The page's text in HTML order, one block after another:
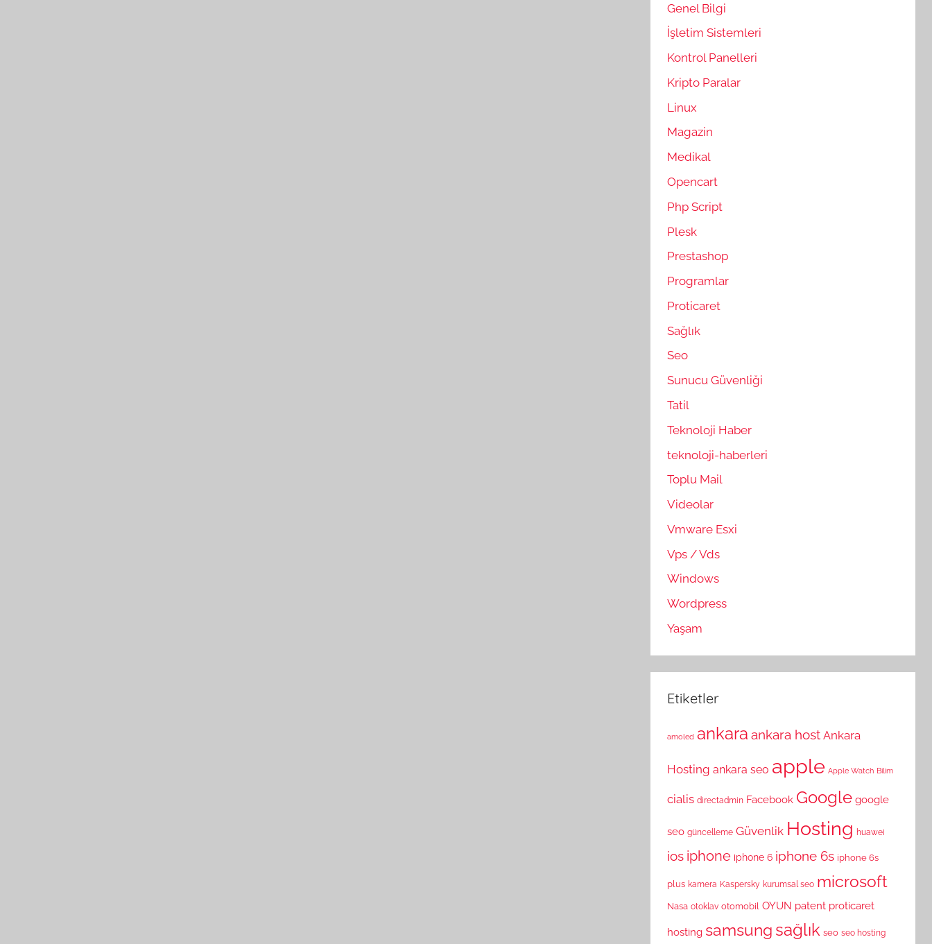
Genel Bilgi
İşletim Sistemleri
Kontrol Panelleri
Kripto Paralar
Linux
Magazin
Medikal
Opencart
Php Script
Plesk
Prestashop
Programlar
Proticaret
Sağlık
Seo
Sunucu Güvenliği
Tatil
Teknoloji Haber
teknoloji-haberleri
Toplu Mail
Videolar
Vmware Esxi
Vps / Vds
Windows
Wordpress
Yaşam
Etiketler
amoled ankara ankara host Ankara
Hosting ankara seo apple Apple Watch Bilim
cialis directadmin Facebook Google google
seo güncelleme Güvenlik Hosting huawei
ios iphone iphone 6 iphone 6s iphone 6s
plus kamera Kaspersky kurumsal seo microsoft
Nasa otoklav otomobil OYUN patent proticaret
hosting samsung sağlık seo seo hosting